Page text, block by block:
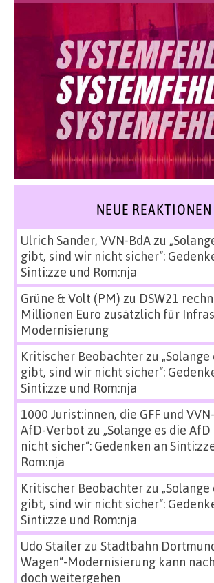
NEUE REAKTIONEN
Ulrich Sander, VVN-BdAzu
gibt, sind wir nicht sicher“:
Sinti:zze und Rom:nja
Grüne & Volt (PM) zu DSW21
Millionen Euro zusätzlich für
Modernisierung
Kritischer Beobachterzu
gibt, sind wir nicht sicher“:
Sinti:zze und Rom:nja
1000 Jurist:innen, die GFF und
AfD-Verbot zu „Solange es die
nicht sicher“: Gedenken an
Rom:nja
Kritischer Beobachterzu
gibt, sind wir nicht sicher“:
Sinti:zze und Rom:nja
Udo Stailerzu Stadtbahn
Wagen“-Modernisierung kann
doch weitergehen